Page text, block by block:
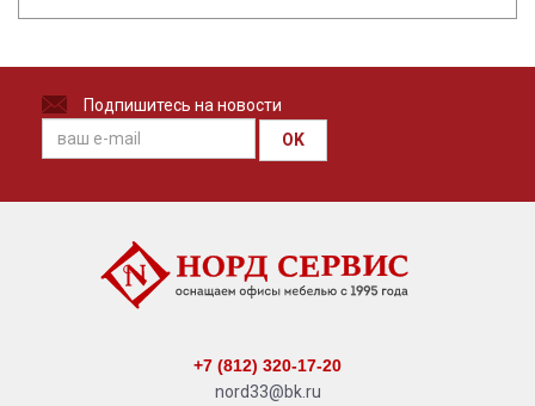
Подпишитесь на новости
OK
+7 (812) 320-17-20
nord33@bk.ru